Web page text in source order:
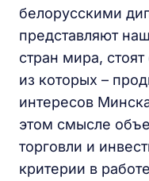
белорусскими
представляют
стран мира,
из которых –
интересов
этом смысле
торговли и
критерии в